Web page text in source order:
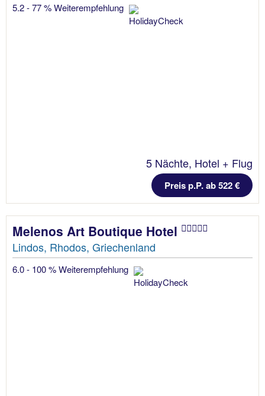
5.2 - 77 % Weiterempfehlung
5 Nächte, Hotel + Flug
Preis p.P. ab 522 €
Melenos Art Boutique Hotel
Lindos, Rhodos, Griechenland
6.0 - 100 % Weiterempfehlung